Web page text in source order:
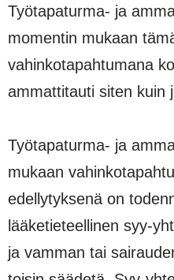
Työtapaturma- ja
momentin mukaan
vahinkotapahtumana
ammattitauti siten kuin
Työtapaturma- ja
mukaan
edellytyksenä on
lääketieteellinen syy-
ja vamman tai